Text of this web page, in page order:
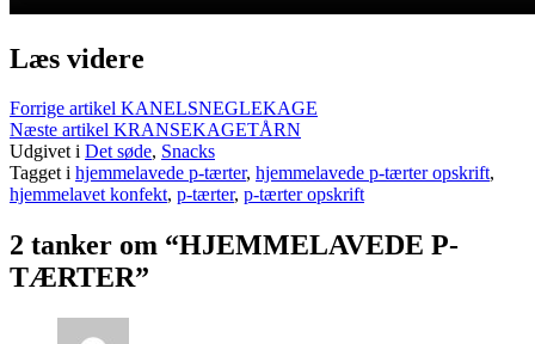
Læs videre
Forrige artikel KANELSNEGLEKAGE
Næste artikel KRANSEKAGETÅRN
Udgivet i Det søde, Snacks
Tagget i hjemmelavede p-tærter, hjemmelavede p-tærter opskrift,
hjemmelavet konfekt, p-tærter, p-tærter opskrift
2 tanker om “HJEMMELAVEDE P-
TÆRTER”